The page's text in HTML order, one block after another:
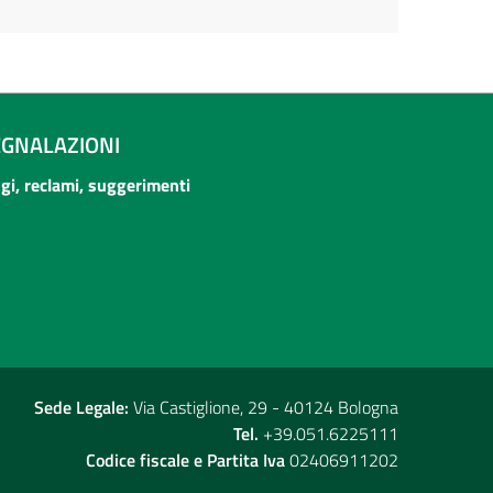
reclami, suggerimenti
Sede Legale: Via Castiglione, 29 - 40124 Bologna
Tel. +39.051.6225111
Codice fiscale e Partita Iva02406911202